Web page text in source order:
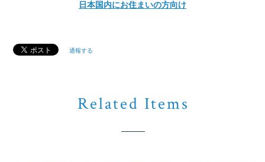
日本国内にお住まいの方向け
通報する
Related Items